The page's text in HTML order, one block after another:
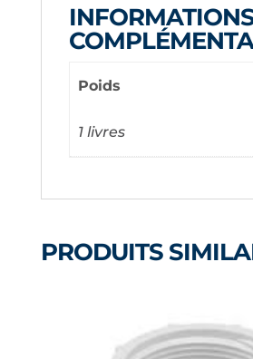
Poids
1 livres
PRODUITS